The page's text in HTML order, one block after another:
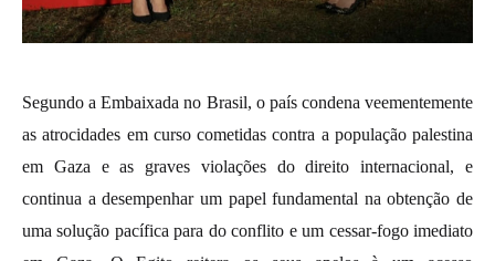
Segundo a Embaixada no Brasil, o país condena veementemente
as atrocidades em curso cometidas contra a população palestina
em Gaza e as graves violações do direito internacional, e
continua a desempenhar um papel fundamental na obtenção de
uma solução pacífica para do conflito e um cessar-fogo imediato